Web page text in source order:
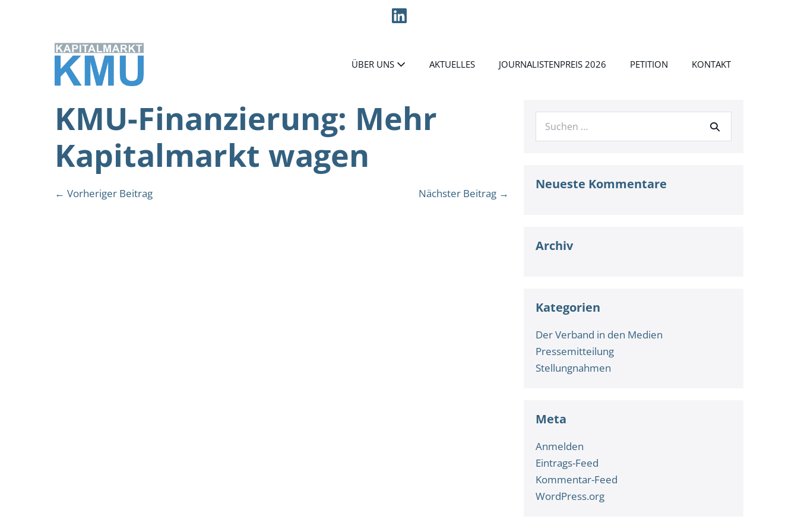
ÜBER UNS AKTUELLES JOURNALISTENPREIS 2026 PETITION KONTAKT
KMU-Finanzierung: Mehr
Kapitalmarkt wagen
Beitragsnavigation
← Vorheriger Beitrag Nächster Beitrag →
Suche
Neueste Kommentare
Archiv
Kategorien
Der Verband in den Medien
Pressemitteilung
Stellungnahmen
Meta
Anmelden
Eintrags-Feed
Kommentar-Feed
WordPress.org